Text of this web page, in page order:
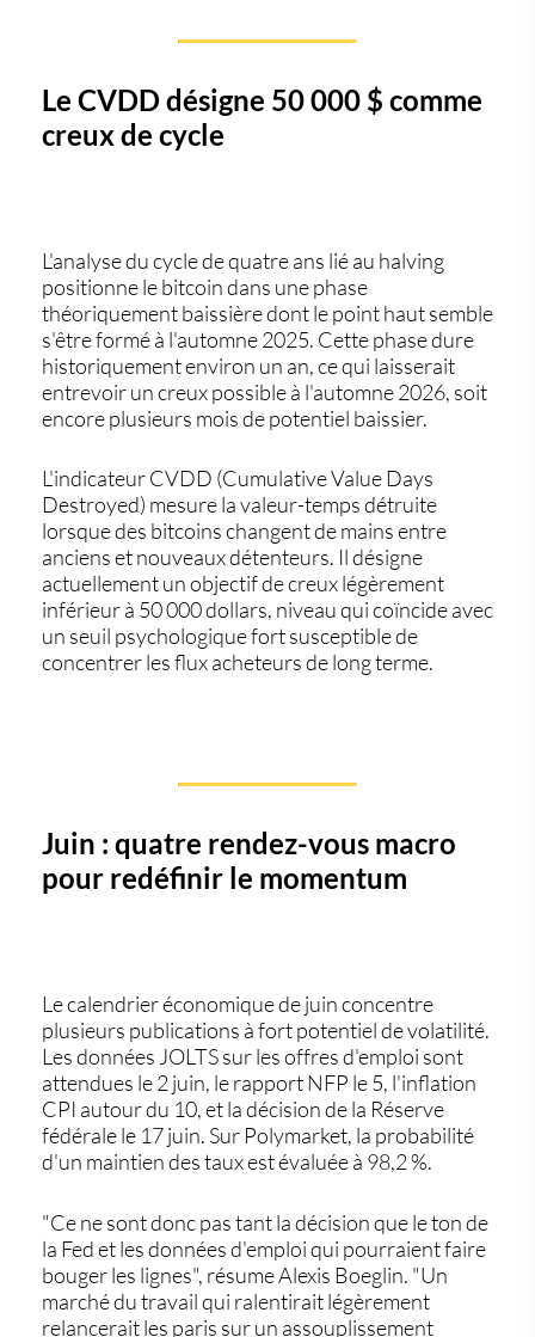
Le CVDD désigne 50 000 $ comme
creux de cycle
L'analyse du cycle de quatre ans lié au halving
positionne le bitcoin dans une phase
théoriquement baissière dont le point haut semble
s'être formé à l'automne 2025. Cette phase dure
historiquement environ un an, ce qui laisserait
entrevoir un creux possible à l'automne 2026, soit
encore plusieurs mois de potentiel baissier.
L'indicateur CVDD (Cumulative Value Days
Destroyed) mesure la valeur-temps détruite
lorsque des bitcoins changent de mains entre
anciens et nouveaux détenteurs. Il désigne
actuellement un objectif de creux légèrement
inférieur à 50 000 dollars, niveau qui coïncide avec
un seuil psychologique fort susceptible de
concentrer les flux acheteurs de long terme.
Juin : quatre rendez-vous macro
pour redéfinir le momentum
Le calendrier économique de juin concentre
plusieurs publications à fort potentiel de volatilité.
Les données JOLTS sur les offres d'emploi sont
attendues le 2 juin, le rapport NFP le 5, l'inflation
CPI autour du 10, et la décision de la Réserve
fédérale le 17 juin. Sur Polymarket, la probabilité
d'un maintien des taux est évaluée à 98,2 %.
"Ce ne sont donc pas tant la décision que le ton de
la Fed et les données d'emploi qui pourraient faire
bouger les lignes", résume Alexis Boeglin. "Un
marché du travail qui ralentirait légèrement
relancerait les paris sur un assouplissement